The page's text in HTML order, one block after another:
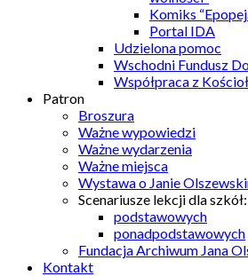
Komiks
Portal IDA
Udzielona pomoc
Wschodni Fundusz
Współpraca z
Patron
Broszura
Ważne wypowiedzi
Ważne wydarzenia
Ważne miejsca
Wystawa o Janie
Scenariusze lekcji dla szkół:
podstawowych
ponadpodstawowych
Fundacja Archiwum Jana
Kontakt